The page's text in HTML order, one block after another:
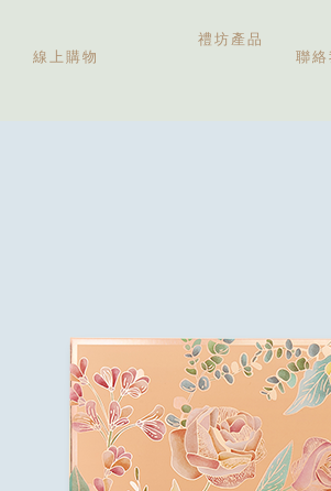
禮坊產品
線上購物 聯絡